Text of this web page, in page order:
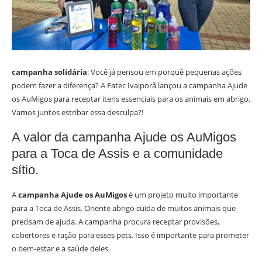
campanha solidária: Você já pensou em porquê pequenas ações
podem fazer a diferença? A Fatec Ivaiporã lançou a campanha Ajude
os AuMigos para receptar itens essenciais para os animais em abrigo.
Vamos juntos estribar essa desculpa?!
A valor da campanha Ajude os AuMigos
para a Toca de Assis e a comunidade
sítio.
Acampanha Ajude os AuMigosé um projeto muito importante
para a Toca de Assis. Oriente abrigo cuida de muitos animais que
precisam de ajuda. A campanha procura receptar provisões,
cobertores e ração para esses pets. Isso é importante para prometer
o bem-estar e a saúde deles.